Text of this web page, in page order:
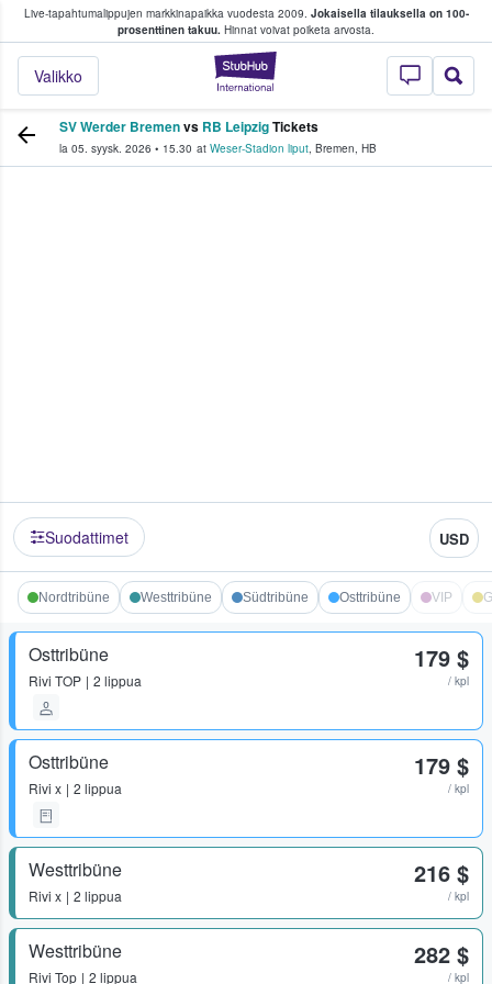
Live-tapahtumalippujen markkinapaikka vuodesta 2009. Jokaisella tilauksella on 100-
prosenttinen takuu. Hinnat voivat poiketa arvosta.
StubHub -
Valikko
fanit ostavat ja myyvät lippuja
SV Werder Bremenvs RB LeipzigTickets
la 05. syysk. 2026 • 15.30 at Weser-Stadion liput, Bremen, HB
Suodattimet USD
Nordtribüne Westtribüne Südtribüne Osttribüne VIP
Osttribüne
Rivi TOP 2 lippua
179 $
/ kpl
Osttribüne
Rivi x 2 lippua
179 $
/ kpl
Westtribüne
Rivi x 2 lippua
216 $
/ kpl
Westtribüne
Rivi Top 2 lippua
282 $
/ kpl